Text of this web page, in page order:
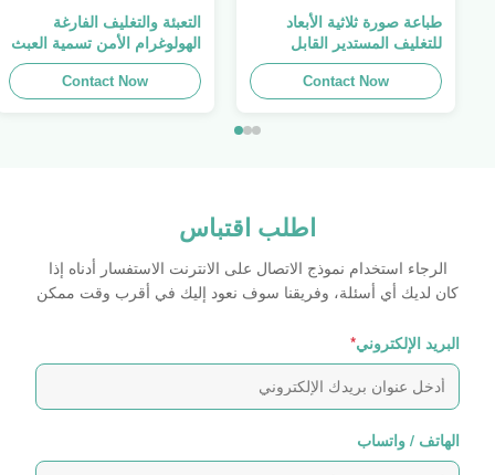
طباعة صورة ثلاثية الأبعاد
للتغليف المستدير القابل
للطباعة ، الملصق الأصلي ،
صفائح لاصقة ذاتية اللصق
Contact Now
التعبئة والتغليف الفارغة
الهولوغرام الأمن تسمية العبث
واضح ملصق الهولوغرام شعار
الليزر
Contact Now
اطلب اقتباس
الرجاء استخدام نموذج الاتصال على الانترنت الاستفسار أدناه إذا
كان لديك أي أسئلة، وفريقنا سوف نعود إليك في أقرب وقت ممكن
البريد الإلكتروني*
الهاتف / واتساب